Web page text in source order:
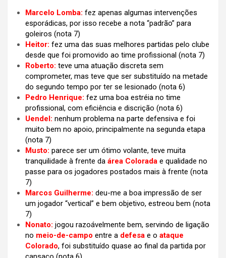
Marcelo Lomba: fez apenas algumas intervenções
esporádicas, por isso recebe a nota “padrão” para
goleiros (nota 7)
Heitor: fez uma das suas melhores partidas pelo clube
desde que foi promovido ao time profissional (nota 7)
Roberto: teve uma atuação discreta sem
comprometer, mas teve que ser substituído na metade
do segundo tempo por ter se lesionado (nota 6)
Pedro Henrique: fez uma boa estréia no time
profissional, com eficiência e discrição (nota 6)
Uendel: nenhum problema na parte defensiva e foi
muito bem no apoio, principalmente na segunda etapa
(nota 7)
Musto: parece ser um ótimo volante, teve muita
tranquilidade à frente da área Colorada e qualidade no
passe para os jogadores postados mais à frente (nota
7)
Marcos Guilherme: deu-me a boa impressão de ser
um jogador “vertical” e bem objetivo, estreou bem (nota
7)
Nonato: jogou razoávelmente bem, servindo de ligação
no meio-de-campo entre a defesa e o ataque
Colorado, foi substituído quase ao final da partida por